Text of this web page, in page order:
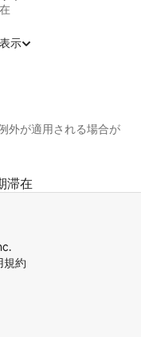
示
外が適用される場合が
滞在
規約